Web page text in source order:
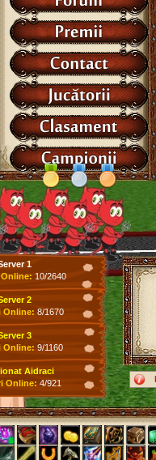
1
10/2640
2
Online: 8/1670
3
Online: 9/1160
Aidraci
Online: 4/921